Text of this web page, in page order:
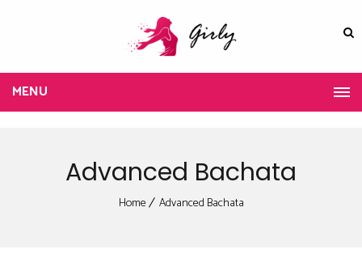
MENU
Advanced Bachata
Home Advanced Bachata